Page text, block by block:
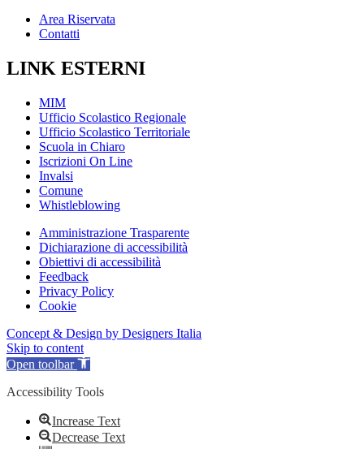
Area Riservata
Contatti
LINK ESTERNI
MIM
Ufficio Scolastico Regionale
Ufficio Scolastico Territoriale
Scuola in Chiaro
Iscrizioni On Line
Invalsi
Comune
Whistleblowing
Amministrazione Trasparente
Dichiarazione di accessibilità
Obiettivi di accessibilità
Feedback
Privacy Policy
Cookie
Concept & Design by Designers Italia
Skip to content
Open toolbar
Accessibility Tools
Increase Text
Decrease Text